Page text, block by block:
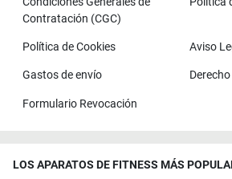
Contratación (CGC)
Política de Cookies Aviso
Gastos de envío
Formulario Revocación
LOS APARATOS DE FITNESS MÁS